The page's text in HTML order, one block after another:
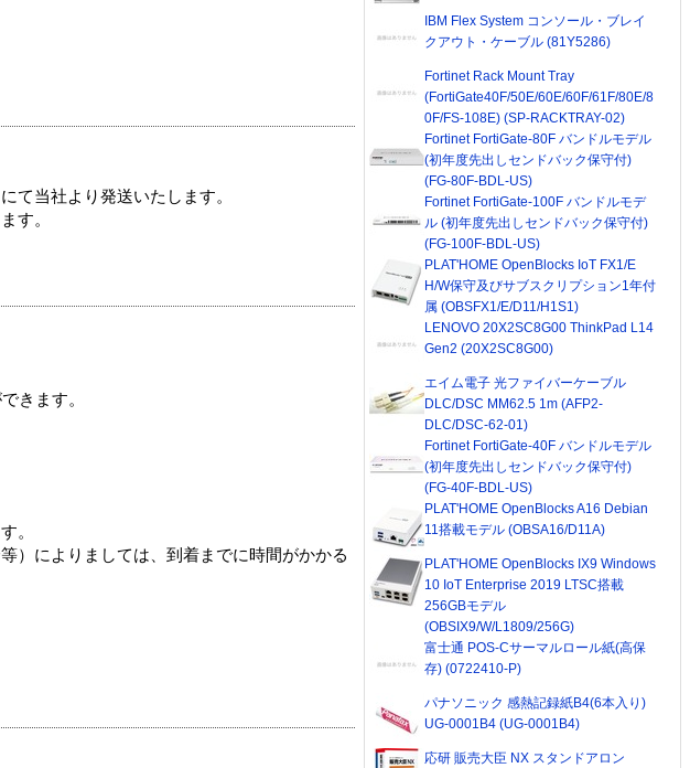
て当社より発送いたします。
す。
きます。
。
）によりましては、到着までに時間がかかる
IBM Flex System コンソール・ブレイ
クアウト・ケーブル (81Y5286)
Fortinet Rack Mount Tray
(FortiGate40F/50E/60E/60F/61F/80E/8
0F/FS-108E) (SP-RACKTRAY-02)
Fortinet FortiGate-80F バンドルモデル
(初年度先出しセンドバック保守付)
(FG-80F-BDL-US)
Fortinet FortiGate-100F バンドルモデ
ル (初年度先出しセンドバック保守付)
(FG-100F-BDL-US)
PLAT'HOME OpenBlocks IoT FX1/E
H/W保守及びサブスクリプション1年付
属 (OBSFX1/E/D11/H1S1)
LENOVO 20X2SC8G00 ThinkPad L14
Gen2 (20X2SC8G00)
エイム電子 光ファイバーケーブル
DLC/DSC MM62.5 1m (AFP2-
DLC/DSC-62-01)
Fortinet FortiGate-40F バンドルモデル
(初年度先出しセンドバック保守付)
(FG-40F-BDL-US)
PLAT'HOME OpenBlocks A16 Debian
11搭載モデル (OBSA16/D11A)
PLAT'HOME OpenBlocks IX9 Windows
10 IoT Enterprise 2019 LTSC搭載
256GBモデル
(OBSIX9/W/L1809/256G)
富士通 POS-Cサーマルロール紙(高保
存) (0722410-P)
パナソニック 感熱記録紙B4(6本入り)
UG-0001B4 (UG-0001B4)
応研 販売大臣 NX スタンドアロン